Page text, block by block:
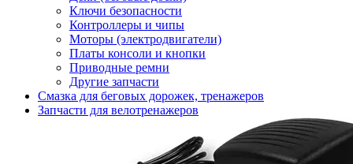
Ключи безопасности
Контроллеры и чипы
Моторы (электродвигатели)
Платы консоли и кнопки
Приводные ремни
Другие запчасти
Смазка для беговых дорожек, тренажеров
Запчасти для велотренажеров